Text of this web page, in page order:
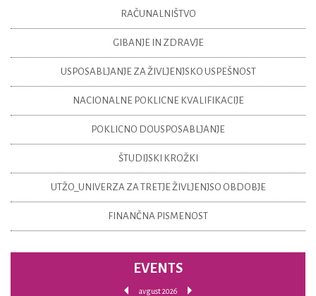
RAČUNALNIŠTVO
GIBANJE IN ZDRAVJE
USPOSABLJANJE ZA ŽIVLJENJSKO USPEŠNOST
NACIONALNE POKLICNE KVALIFIKACIJE
POKLICNO DOUSPOSABLJANJE
ŠTUDIJSKI KROŽKI
UTŽO_UNIVERZA ZA TRETJE ŽIVLJENJSO OBDOBJE
FINANČNA PISMENOST
EVENTS
avgust 2026